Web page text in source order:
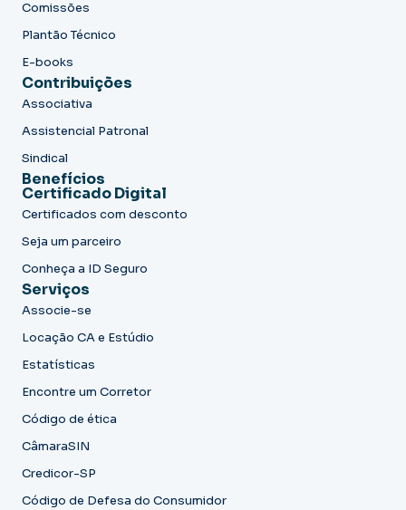
Comissões
Plantão Técnico
E-books
Contribuições
Associativa
Assistencial Patronal
Sindical
Benefícios
Certificado Digital
Certificados com desconto
Seja um parceiro
Conheça a ID Seguro
Serviços
Associe-se
Locação CA e Estúdio
Estatísticas
Encontre um Corretor
Código de ética
CâmaraSIN
Credicor-SP
Código de Defesa do Consumidor